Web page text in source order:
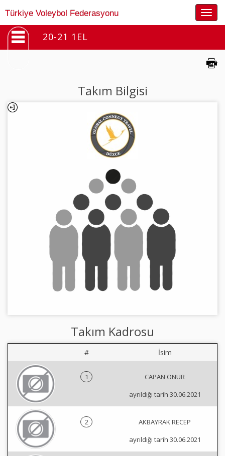
Türkiye Voleybol Federasyonu
20-21 1EL
Takım Bilgisi
Takım Kadrosu
# İsim
1
CAPAN ONUR
ayrıldığı tarih 30.06.2021
2
AKBAYRAK RECEP
ayrıldığı tarih 30.06.2021